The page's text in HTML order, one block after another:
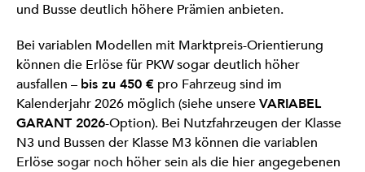
und Busse deutlich höhere Prämien anbieten.
Bei variablen Modellen mit Marktpreis-Orientierung
können die Erlöse für PKW sogar deutlich höher
ausfallen – bis zu 450 € pro Fahrzeug sind im
Kalenderjahr 2026 möglich (siehe unsereVARIABEL
GARANT 2026-Option). Bei Nutzfahrzeugen der Klasse
N3 und Bussen der Klasse M3 können die variablen
Erlöse sogar noch höher sein als die hier angegebenen